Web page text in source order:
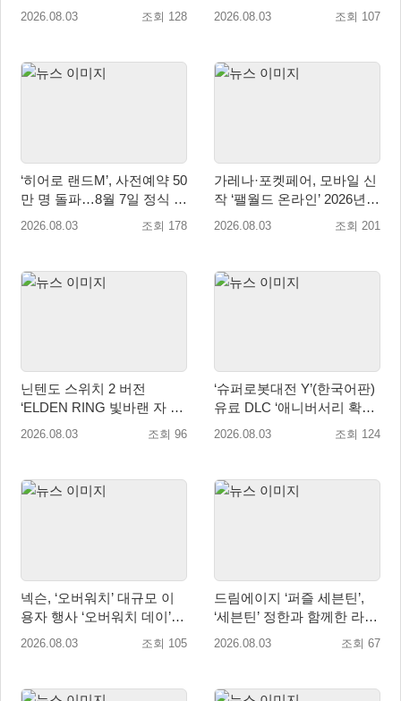
파!
2026.08.03 조회 128
출발
2026.08.03 조회 107
‘히어로 랜드M’, 사전예약 50
만 명 돌파…8월 7일 정식 출
시
2026.08.03 조회 178
가레나·포켓페어, 모바일 신
작 ‘팰월드 온라인’ 2026년
출시 예정
2026.08.03 조회 201
닌텐도 스위치 2 버전
‘ELDEN RING 빛바랜 자 에
디션’ 패키지 선주문 판매 8
2026.08.03 조회 96
‘슈퍼로봇대전 Y’(한국어판)
유료 DLC ‘애니버서리 확장
팩’ 8월 5일(수) 판매 시작!
2026.08.03 조회 124
넥슨, ‘오버워치’ 대규모 이
용자 행사 ‘오버워치 데이’ 8
월 22·23일 개최!
2026.08.03 조회 105
드림에이지 ‘퍼즐 세븐틴’,
‘세븐틴’ 정한과 함께한 라이
브 방송 성료
2026.08.03 조회 67